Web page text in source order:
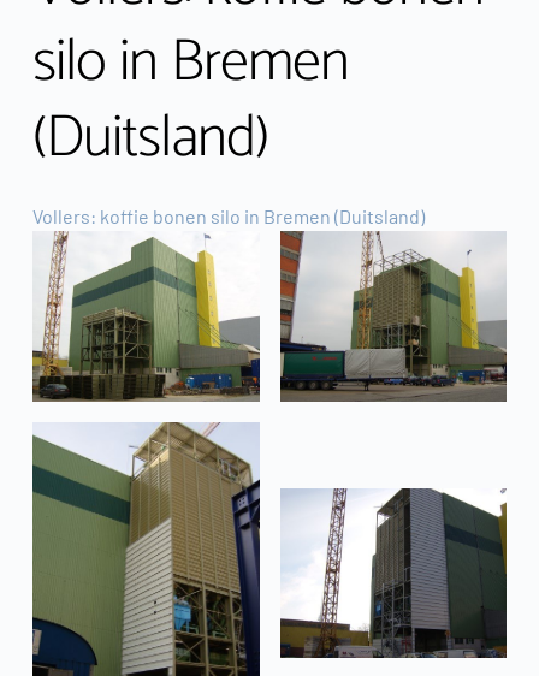
silo in Bremen
(Duitsland)
Vollers: koffie bonen silo in Bremen (Duitsland)